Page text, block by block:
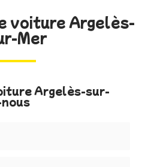
voiture Argelès-
Mer
Argelès-sur-